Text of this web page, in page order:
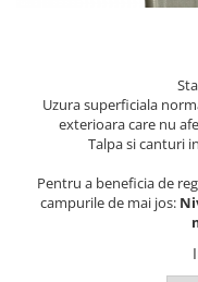
Uzura superficiala
exterioara care nu
Talpa si canturi
Pentru a beneficia de
campurile de mai jos: